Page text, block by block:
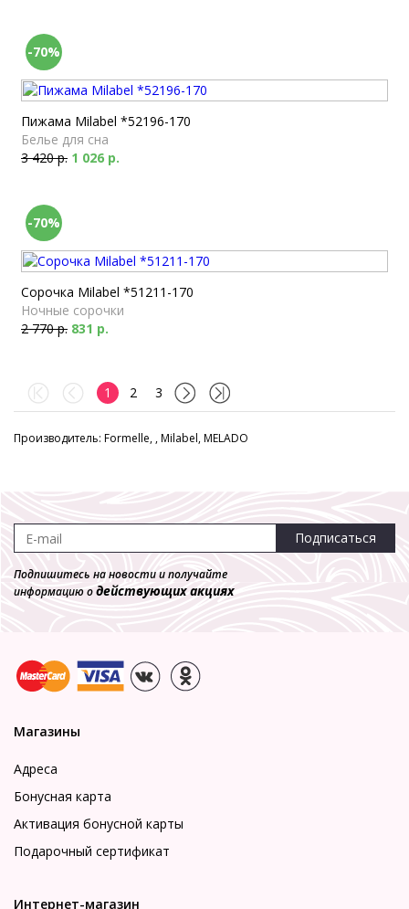
-70%
Пижама Milabel *52196-170
Белье для сна
3 420 р. 1 026 р.
-70%
Сорочка Milabel *51211-170
Ночные сорочки
2 770 р. 831 р.
1 2 3
Производитель: Formelle, , Milabel, MELADO
Подписаться
Подпишитесь на новости и получайте
информацию одействующих акциях
Магазины
Адреса
Бонусная карта
Активация бонусной карты
Подарочный сертификат
Интернет-магазин